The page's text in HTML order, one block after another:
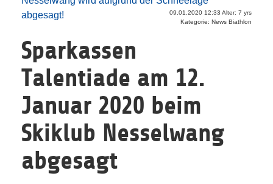
abgesagt!
09.01.2020 12:33 Alter: 7 yrs
Kategorie: News Biathlon
Sparkassen
Talentiade am 12.
Januar 2020 beim
Skiklub Nesselwang
abgesagt